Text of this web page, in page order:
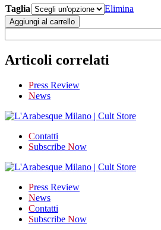
Taglia
Elimina
l’arabesque
Marinière
quantità
Aggiungi al carrello
Articoli correlati
Press Review
News
Contatti
Subscribe Now
Press Review
News
Contatti
Subscribe Now